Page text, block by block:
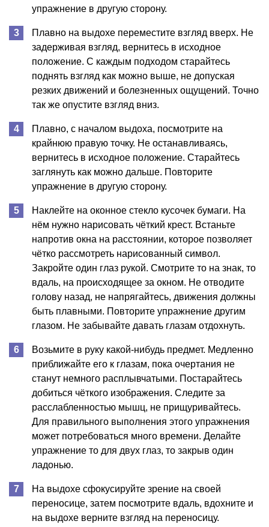
упражнение в другую сторону.
Плавно на выдохе переместите взгляд вверх. Не
задерживая взгляд, вернитесь в исходное
положение. С каждым подходом старайтесь
поднять взгляд как можно выше, не допуская
резких движений и болезненных ощущений. Точно
так же опустите взгляд вниз.
Плавно, с началом выдоха, посмотрите на
крайнюю правую точку. Не останавливаясь,
вернитесь в исходное положение. Старайтесь
заглянуть как можно дальше. Повторите
упражнение в другую сторону.
Наклейте на оконное стекло кусочек бумаги. На
нём нужно нарисовать чёткий крест. Встаньте
напротив окна на расстоянии, которое позволяет
чётко рассмотреть нарисованный символ.
Закройте один глаз рукой. Смотрите то на знак, то
вдаль, на происходящее за окном. Не отводите
голову назад, не напрягайтесь, движения должны
быть плавными. Повторите упражнение другим
глазом. Не забывайте давать глазам отдохнуть.
Возьмите в руку какой-нибудь предмет. Медленно
приближайте его к глазам, пока очертания не
станут немного расплывчатыми. Постарайтесь
добиться чёткого изображения. Следите за
расслабленностью мышц, не прищуривайтесь.
Для правильного выполнения этого упражнения
может потребоваться много времени. Делайте
упражнение то для двух глаз, то закрыв один
ладонью.
На выдохе сфокусируйте зрение на своей
переносице, затем посмотрите вдаль, вдохните и
на выдохе верните взгляд на переносицу.